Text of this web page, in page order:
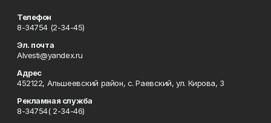
Телефон
8-34754 (2-34-45)
Эл. почта
Alvesti@yandex.ru
Адрес
452122, Альшеевский район, с. Раевский, ул. Кирова, 3
Рекламная служба
8-34754( 2-34-46)